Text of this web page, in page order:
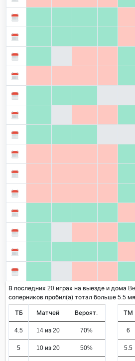
В последних 20 играх на выезде и дома
соперников пробил(а) тотал больше 5.5
ТБ Матчей Вероят.
4.5 14 из 20 70%
5 10 из 20 50%
ТМ
6
5.5